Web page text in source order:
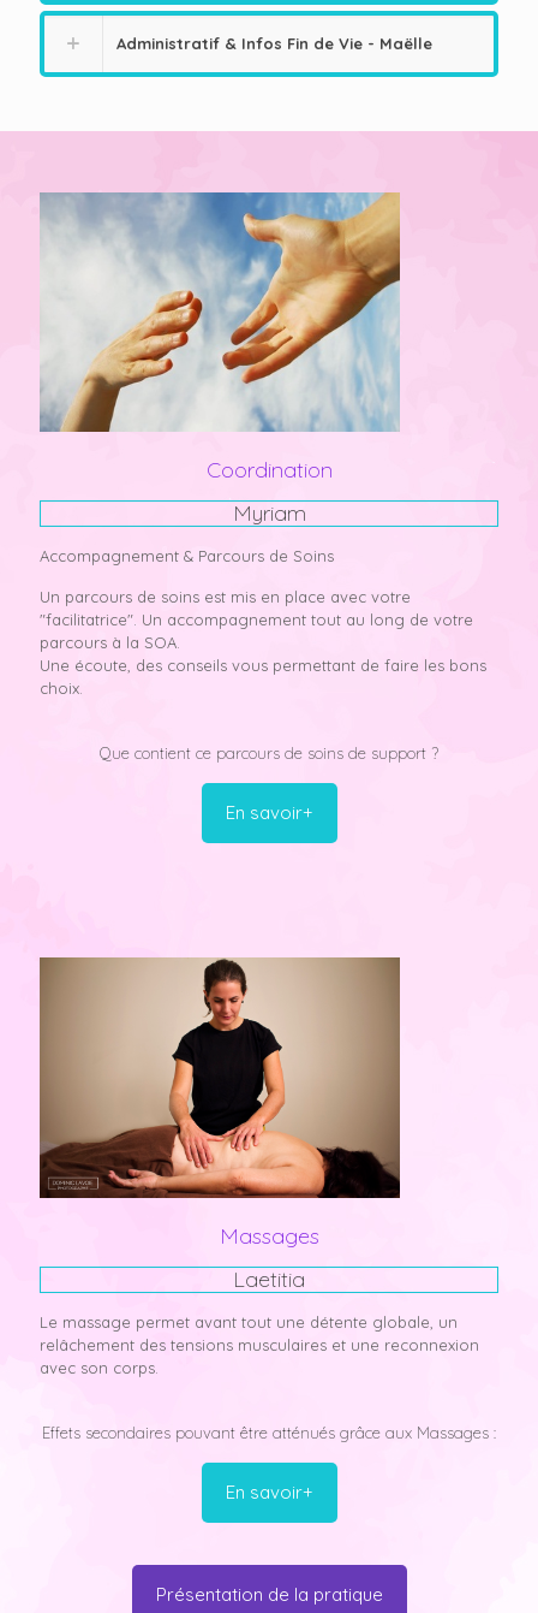
Administratif & Infos Fin de Vie - Maëlle
Coordination
Myriam
Accompagnement & Parcours de Soins
Un parcours de soins est mis en place avec votre
"facilitatrice". Un accompagnement tout au long de votre
parcours à la SOA.
Une écoute, des conseils vous permettant de faire les bons
choix.
Que contient ce parcours de soins de support ?
En savoir+
Massages
Laetitia
Le massage permet avant tout une détente globale, un
relâchement des tensions musculaires et une reconnexion
avec son corps.
Effets secondaires pouvant être atténués grâce aux Massages :
En savoir+
Présentation de la pratique